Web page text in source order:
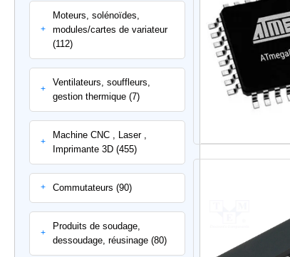
+
Moteurs, solénoïdes,
modules/cartes de variateur
(112)
+
Ventilateurs, souffleurs,
gestion thermique (7)
+
Machine CNC , Laser ,
Imprimante 3D (455)
+ Commutateurs (90)
+
Produits de soudage,
dessoudage, réusinage (80)